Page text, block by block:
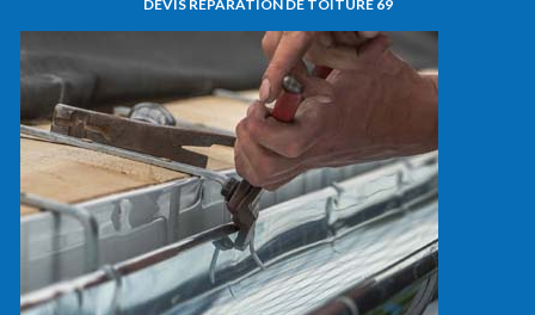
DEVIS RÉPARATION DE TOITURE 69